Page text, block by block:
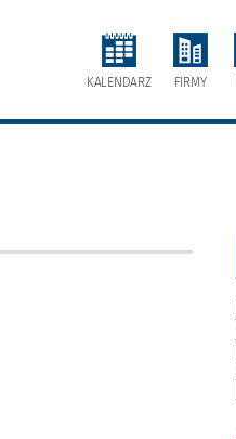
KALENDARZ FIRMY